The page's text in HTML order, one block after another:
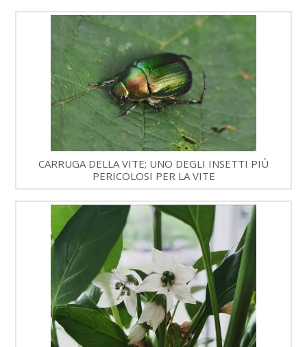
CARRUGA DELLA VITE; UNO DEGLI INSETTI PIÙ
PERICOLOSI PER LA VITE